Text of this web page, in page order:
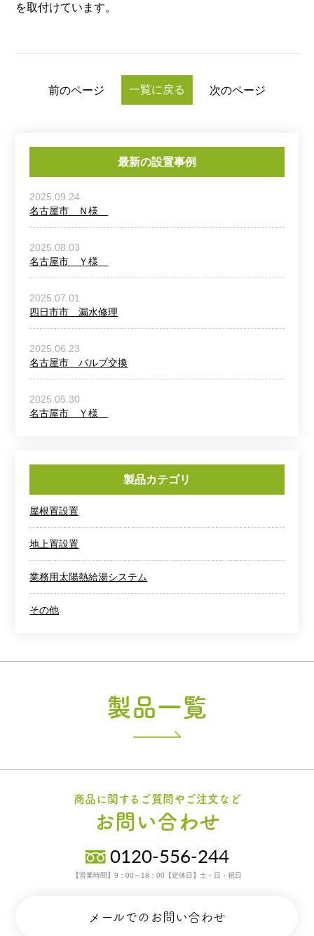
を取付けています。
前のページ 一覧に戻る 次のページ
最新の設置事例
2025.09.24
名古屋市 Ｎ様
2025.08.03
名古屋市 Ｙ様
2025.07.01
四日市市 漏水修理
2025.06.23
名古屋市 バルブ交換
2025.05.30
名古屋市 Ｙ様
製品カテゴリ
屋根置設置
地上置設置
業務用太陽熱給湯システム
その他
製品一覧
商品に関するご質問やご注文など
お問い合わせ
0120-556-244
【営業時間】9：00～18：00【定休日】土・日・祝日
メールでのお問い合わせ